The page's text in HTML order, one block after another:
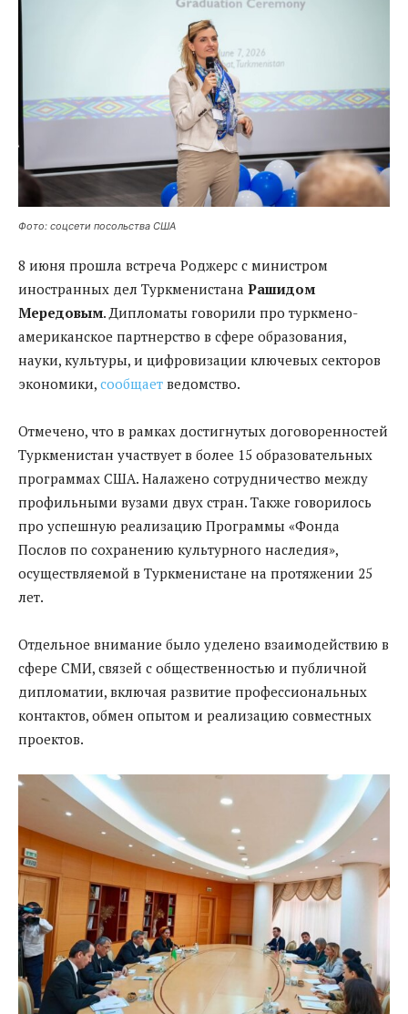
Фото: соцсети посольства США
8 июня прошла встреча Роджерс с министром
иностранных дел Туркменистана Рашидом
Мередовым. Дипломаты говорили про туркмено-
американское партнерство в сфере образования,
науки, культуры, и цифровизации ключевых секторов
экономики, сообщает ведомство.
Отмечено, что в рамках достигнутых договоренностей
Туркменистан участвует в более 15 образовательных
программах США. Налажено сотрудничество между
профильными вузами двух стран. Также говорилось
про успешную реализацию Программы «Фонда
Послов по сохранению культурного наследия»,
осуществляемой в Туркменистане на протяжении 25
лет.
Отдельное внимание было уделено взаимодействию в
сфере СМИ, связей с общественностью и публичной
дипломатии, включая развитие профессиональных
контактов, обмен опытом и реализацию совместных
проектов.